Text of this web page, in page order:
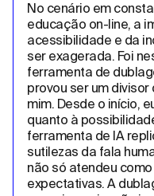
No cenário em
educação on-line, a
acessibilidade e da
ser exagerada. Foi
ferramenta de
provou ser um divisor
mim. Desde o início,
quanto à
ferramenta de IA
sutilezas da fala
não só atendeu
expectativas. A